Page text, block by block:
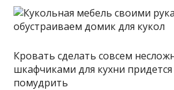
Кровать сделать совсем
шкафчиками для кухни
помудрить